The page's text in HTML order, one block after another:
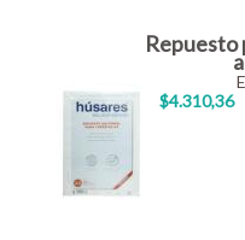
Repuesto
$4.310,36